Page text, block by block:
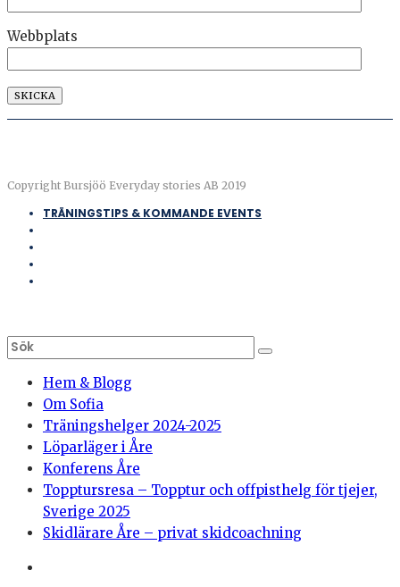
Webbplats
Copyright Bursjöö Everyday stories AB 2019
TRÄNINGSTIPS & KOMMANDE EVENTS
Hem & Blogg
Om Sofia
Träningshelger 2024-2025
Löparläger i Åre
Konferens Åre
Topptursresa – Topptur och offpisthelg för tjejer,
Sverige 2025
Skidlärare Åre – privat skidcoachning